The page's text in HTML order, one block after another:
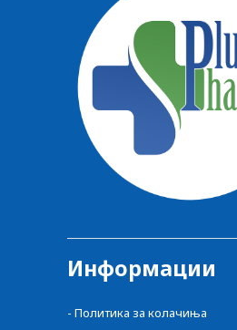
Информации
- Политика за колачиња